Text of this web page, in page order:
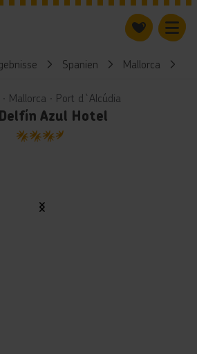
Spanien Mallorca
Mallorca ∙ Port d`Alcúdia
Azul Hotel
3.5